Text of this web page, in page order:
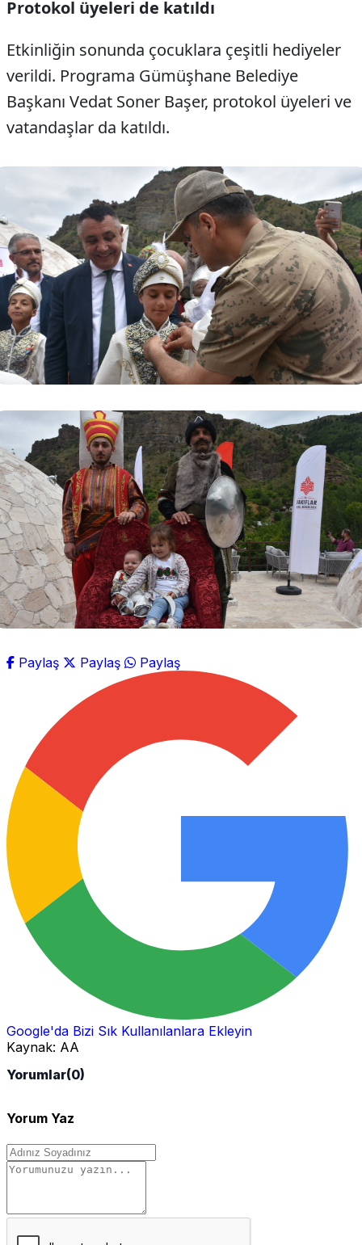
Protokol üyeleri de katıldı
Etkinliğin sonunda çocuklara çeşitli hediyeler
verildi. Programa Gümüşhane Belediye
Başkanı Vedat Soner Başer, protokol üyeleri ve
vatandaşlar da katıldı.
Paylaş Paylaş Paylaş
Google'da Bizi Sık Kullanılanlara Ekleyin
Kaynak: AA
Yorumlar(0)
Yorum Yaz